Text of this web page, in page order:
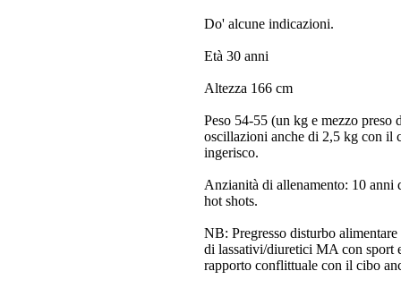
Do' alcune indicazioni.
Età 30 anni
Altezza 166 cm
Peso 54-55 (un kg e mezzo preso
oscillazioni anche di 2,5 kg con il
ingerisco.
Anzianità di allenamento: 10
hot shots.
NB: Pregresso disturbo
di lassativi/diuretici MA con sport
rapporto conflittuale con il cibo